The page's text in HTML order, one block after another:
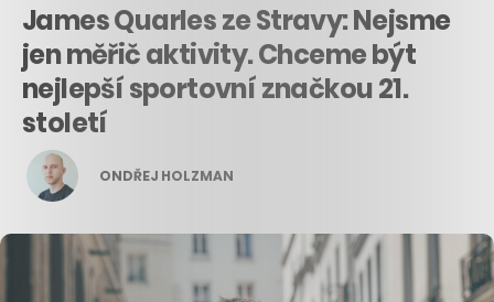
James Quarles ze Stravy: Nejsme
jen měřič aktivity. Chceme být
nejlepší sportovní značkou 21.
století
ONDŘEJ HOLZMAN